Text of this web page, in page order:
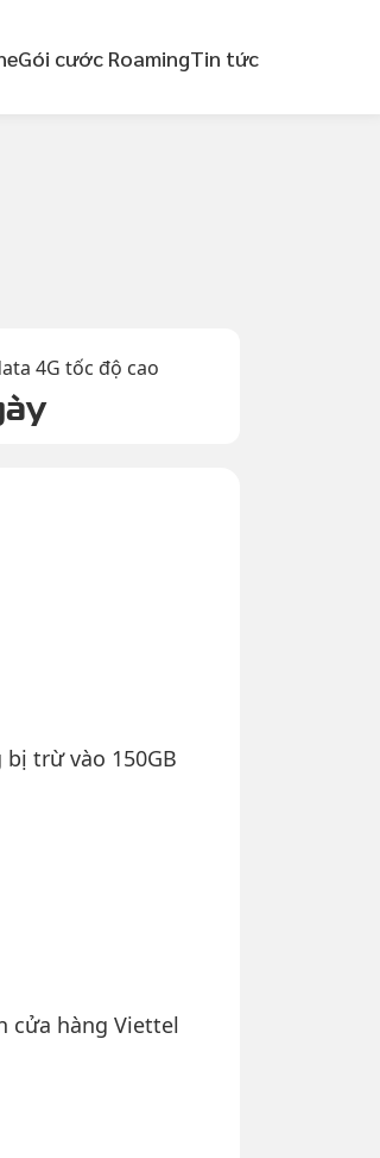
Gói cước RoamingTin tức
4G tốc độ cao
bị trừ vào 150GB
cửa hàng Viettel